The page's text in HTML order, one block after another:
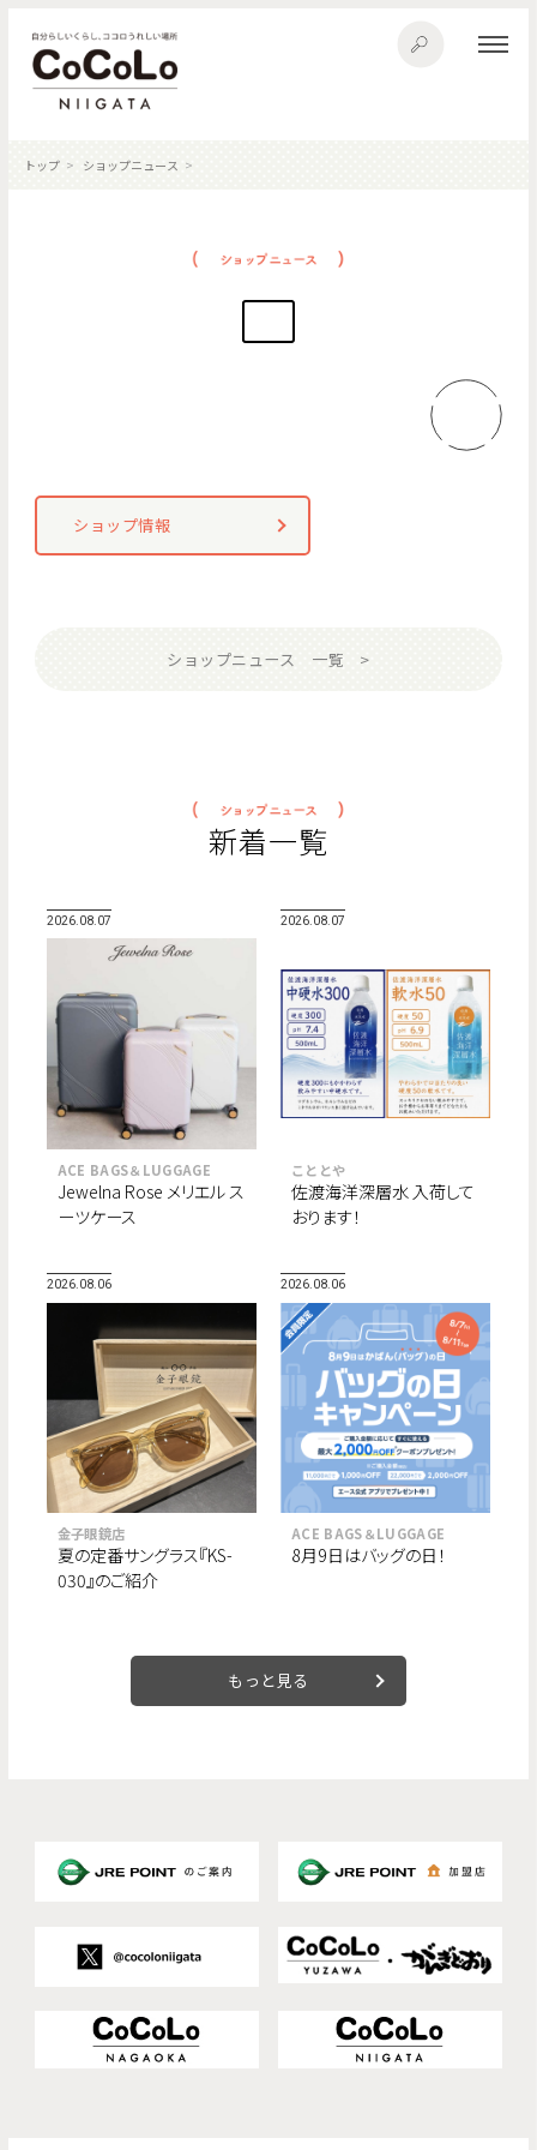
トップ ショップニュース
ショップ情報
ショップニュース 一覧
新着一覧
2026.08.07
ACE BAGS＆LUGGAGE
Jewelna Rose メリエル ス
ーツケース
2026.08.07
こととや
佐渡海洋深層水 入荷して
おります！
2026.08.06
金子眼鏡店
夏の定番サングラス『KS-
030』のご紹介
2026.08.06
ACE BAGS＆LUGGAGE
8月9日はバッグの日！
もっと見る